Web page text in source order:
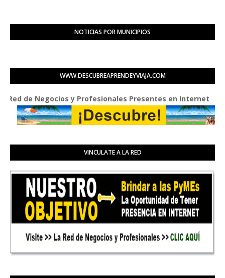
NOTICIAS POR MUNICIPIOS
WWW.DESCUBREAPRENDEYVIAJA.COM
Negocios y Profesionales Presentes en Internet
VINCULATE A LA RED